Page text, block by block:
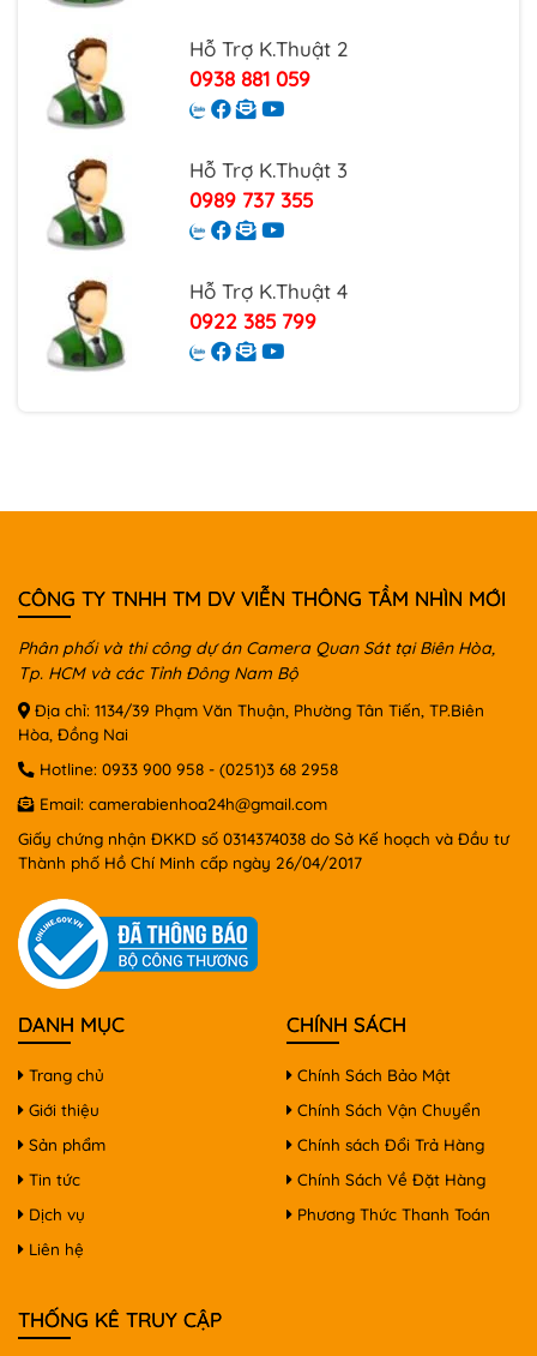
Hỗ Trợ K.Thuật 2
0938 881 059
Hỗ Trợ K.Thuật 3
0989 737 355
Hỗ Trợ K.Thuật 4
0922 385 799
CÔNG TY TNHH TM DV VIỄN THÔNG TẦM NHÌN MỚI
Phân phối và thi công dự án Camera Quan Sát tại Biên Hòa,
Tp. HCM và các Tỉnh Đông Nam Bộ
Địa chỉ: 1134/39 Phạm Văn Thuận, Phường Tân Tiến, TP.Biên
Hòa, Đồng Nai
Hotline: 0933 900 958 - (0251)3 68 2958
Email: camerabienhoa24h@gmail.com
Giấy chứng nhận ĐKKD số 0314374038 do Sở Kế hoạch và Đầu tư
Thành phố Hồ Chí Minh cấp ngày 26/04/2017
DANH MỤC
Trang chủ
Giới thiệu
Sản phẩm
Tin tức
Dịch vụ
Liên hệ
CHÍNH SÁCH
Chính Sách Bảo Mật
Chính Sách Vận Chuyển
Chính sách Đổi Trả Hàng
Chính Sách Về Đặt Hàng
Phương Thức Thanh Toán
THỐNG KÊ TRUY CẬP